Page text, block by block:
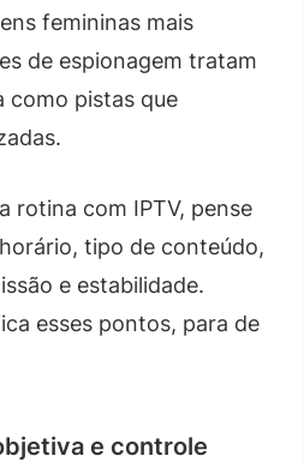
femininas mais
de espionagem tratam
como pistas que
rotina com IPTV, pense
tipo de conteúdo,
e estabilidade.
esses pontos, para de
e controle